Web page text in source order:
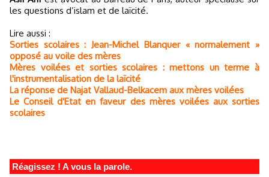
les questions d’islam et de laïcité.
Lire aussi :
Sorties scolaires : Jean-Michel Blanquer « normalement »
opposé au voile des mères
Mères voilées et sorties scolaires : mettons un terme à
l'instrumentalisation de la laïcité
La réponse de Najat Vallaud-Belkacem aux mères voilées
Le Conseil d'Etat en faveur des mères voilées aux sorties
scolaires
Réagissez ! A vous la parole.